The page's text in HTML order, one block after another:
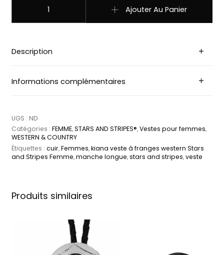
Ajouter Au Panier
Description
Informations complémentaires
UGS : ND
Catégories : FEMME,STARS AND STRIPES®,Vestes pour femmes,
WESTERN & COUNTRY
Étiquettes : cuir,Femmes,kiana veste à franges western Stars
and Stripes Femme,manche longue,stars and stripes,veste
Produits similaires